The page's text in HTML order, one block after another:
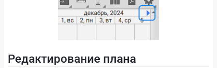
Редактирование плана